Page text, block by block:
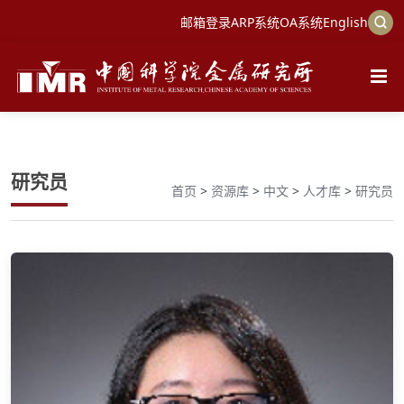
邮箱登录ARP系统OA系统English
研究员 首页 > 资源库 > 中文 > 人才库 > 研究员